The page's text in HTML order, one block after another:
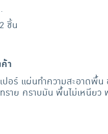
ชิ้น
า
ปอร์ แผ่นทำความสะอาดพื้
าย คราบมัน พื้นไม่เหนียว